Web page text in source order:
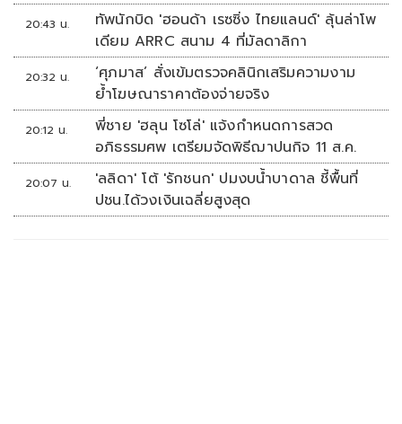
20:43 น.
ทัพนักบิด 'ฮอนด้า เรซซิ่ง ไทยแลนด์' ลุ้นล่าโพ
เดียม ARRC สนาม 4 ที่มัลดาลิกา
20:32 น.
‘ศุภมาส’ สั่งเข้มตรวจคลินิกเสริมความงาม
ย้ำโฆษณาราคาต้องจ่ายจริง
20:12 น.
พี่ชาย 'ฮลุน โซโล่' แจ้งกำหนดการสวด
อภิธรรมศพ เตรียมจัดพิธีฌาปนกิจ 11 ส.ค.
20:07 น.
'ลลิดา' โต้ 'รักชนก' ปมงบน้ำบาดาล ชี้พื้นที่
ปชน.ได้วงเงินเฉลี่ยสูงสุด